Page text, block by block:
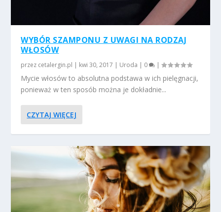
WYBÓR SZAMPONU Z UWAGI NA RODZAJ
WŁOSÓW
przez cetalergin.pl | kwi 30, 2017 | Uroda | 0 |
Mycie włosów to absolutna podstawa w ich pielęgnacji,
ponieważ w ten sposób można je dokładnie...
CZYTAJ WIĘCEJ